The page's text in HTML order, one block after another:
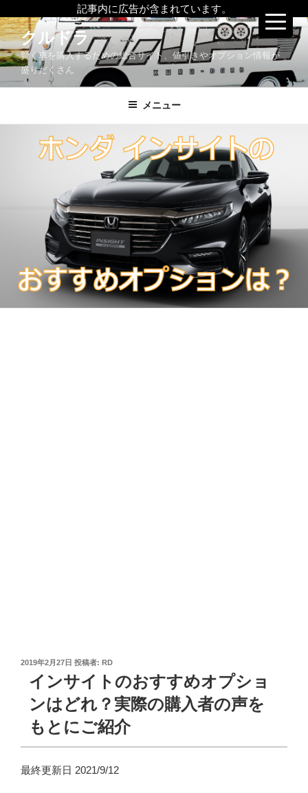
記事内に広告が含まれています。
コ
ン
テ
ツ
ス
クルドラ
賢く車を購入するための総合サイト、値引きやオプション情報が
盛りだくさん
メニュー
投
2019年2月27日 投稿者: RD
インサイトのおすすめオプショ
ンはどれ？実際の購入者の声を
もとにご紹介
最終更新日 2021/9/12